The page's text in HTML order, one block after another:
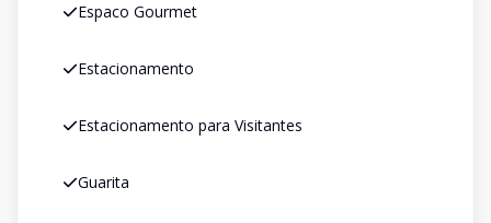
Espaco Gourmet
Estacionamento
Estacionamento para Visitantes
Guarita